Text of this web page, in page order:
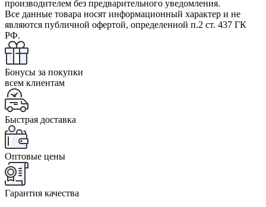
производителем без предварительного уведомления.
Все данные товара носят информационный характер и не
являются публичной офертой, определенной п.2 ст. 437 ГК
РФ.
Бонусы за покупки
всем клиентам
Быстрая доставка
Оптовые цены
Гарантия качества